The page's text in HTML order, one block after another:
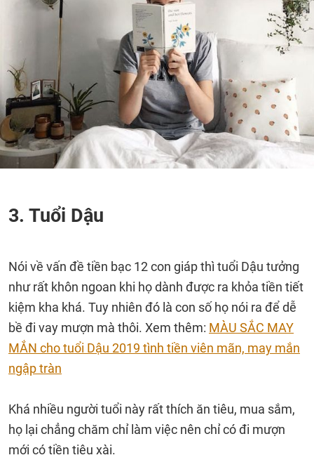
3. Tuổi Dậu
Nói về vấn đề tiền bạc 12 con giáp thì tuổi Dậu tưởng
như rất khôn ngoan khi họ dành được ra khỏa tiền tiết
kiệm kha khá. Tuy nhiên đó là con số họ nói ra để dễ
bề đi vay mượn mà thôi. Xem thêm: MÀU SẮC MAY
MẮN cho tuổi Dậu 2019 tình tiền viên mãn, may mắn
ngập tràn
Khá nhiều người tuổi này rất thích ăn tiêu, mua sắm,
họ lại chẳng chăm chỉ làm việc nên chỉ có đi mượn
mới có tiền tiêu xài.